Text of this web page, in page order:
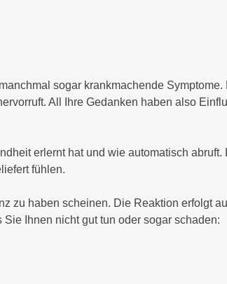
sogar krankmachende
All Ihre Gedanken haben also
erlernt hat und wie automatisch
fühlen.
zu haben scheinen. Die Reaktion erfolgt
Ihnen nicht gut tun oder sogar schaden: